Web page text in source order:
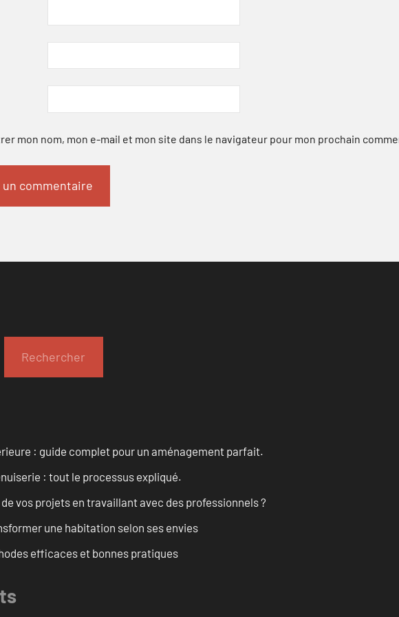
mon nom, mon e-mail et mon site dans le navigateur pour mon prochain
Rechercher
: guide complet pour un aménagement parfait.
: tout le processus expliqué.
vos projets en travaillant avec des professionnels ?
une habitation selon ses envies
efficaces et bonnes pratiques